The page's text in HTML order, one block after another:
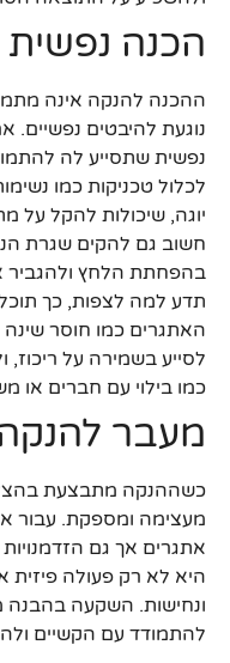
הכנה
ההכנה להנקה אינה
נוגעת להיבטים נפשיים.
נפשית שתסייע לה
לכלול טכניקות כמו
יוגה, שיכולות להקל
חשוב גם להקים שגרת
בהפחתת הלחץ
תדע למה לצפות, כך
האתגרים כמו חוסר שינה
לסייע בשמירה על ריכוז,
כמו בילוי עם חברים או
מעבר
כשההנקה מתבצעת
מעצימה ומספקת. עבור
אתגרים אך גם
היא לא רק פעולה
ונחישות. השקעה בהבנה
להתמודד עם הקשיים